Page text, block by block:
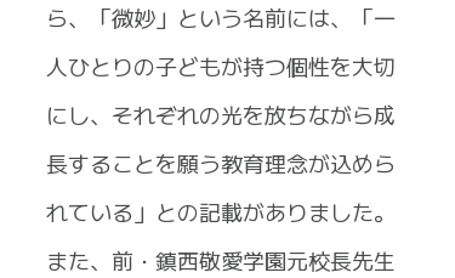
ら、「微妙」という名前には、「一
人ひとりの子どもが持つ個性を大切
にし、それぞれの光を放ちながら成
長することを願う教育理念が込めら
れている」との記載がありました。
また、前・鎮西敬愛学園元校長先生